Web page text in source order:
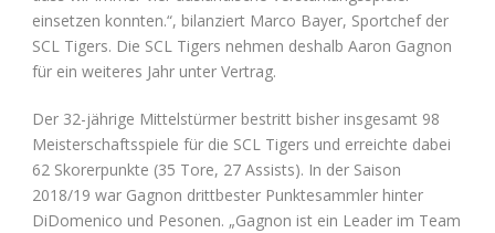
einsetzen konnten.“, bilanziert Marco Bayer, Sportchef der
SCL Tigers. Die SCL Tigers nehmen deshalb Aaron Gagnon
für ein weiteres Jahr unter Vertrag.
Der 32-jährige Mittelstürmer bestritt bisher insgesamt 98
Meisterschaftsspiele für die SCL Tigers und erreichte dabei
62 Skorerpunkte (35 Tore, 27 Assists). In der Saison
2018/19 war Gagnon drittbester Punktesammler hinter
DiDomenico und Pesonen. „Gagnon ist ein Leader im Team